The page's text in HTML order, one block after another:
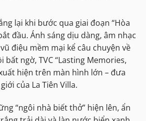
lại khi bước qua giai đoạn “Hòa
đầu. Ánh sáng dịu dàng, âm nhạc
điệu mềm mại kể câu chuyện về
bất ngờ, TVC “Lasting Memories,
hiện trên màn hình lớn – đưa
của La Tiên Villa.
“ngôi nhà biết thở” hiện lên, ẩn